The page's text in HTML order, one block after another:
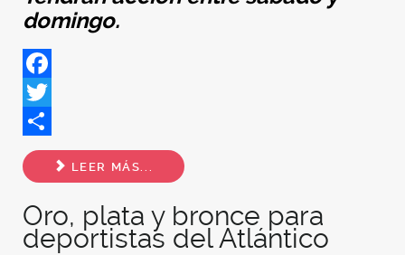
domingo.
Facebook
Twitter
Share
LEER MÁS...
Oro, plata y bronce para
deportistas del Atlántico